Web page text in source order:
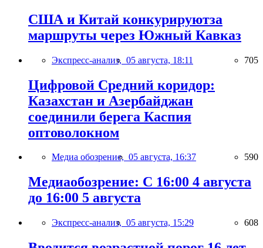
США и Китай конкурируютза
маршруты через Южный Кавказ
Экспресс-анализ, 05 августа, 18:11 705
Цифровой Средний коридор:
Казахстан и Азербайджан
соединили берега Каспия
оптоволокном
Медиа обозрение, 05 августа, 16:37 590
Медиаобозрение: С 16:00 4 августа
до 16:00 5 августа
Экспресс-анализ, 05 августа, 15:29 608